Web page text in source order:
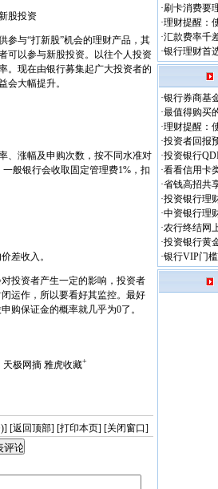
股投资
与“打新股”机会的理财产品，其
可以参与新股投资。以往个人投资
。现在由银行募集起广大投资者的
会大幅提升。
涨幅及申购次数，按不同水准对
般银行会收取固定管理费1%，扣
差收入。
投资者产生一定的影响，投资者
运作，所以要看好其监控。最好
购保证金的概率就几乎为0了。
天极网摘 雅虎收藏+
] [返回顶部] [打印本页] [关闭窗口]
·刷卡消费要
·理财提醒：
·汇款费率千
·银行理财首
·银行券商基
·最值得购买
·理财提醒：
·投资者回报
·投资银行
·看看信用卡
·省钱高招共
·投资银行理
·中资银行理
·农行终结网
·投资银行黄
·银行VIP门